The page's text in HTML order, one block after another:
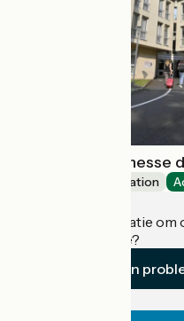
Auberge de jeunesse
Group accommodation
Heeft u informatie
accommodatie?
Een